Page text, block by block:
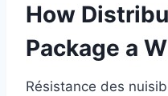
How
Package a
Résistance des